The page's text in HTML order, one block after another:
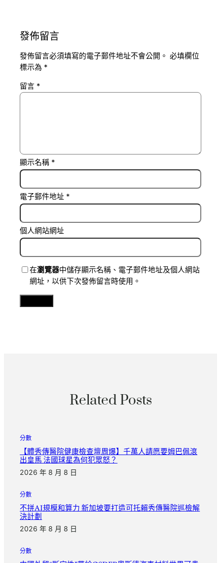
發佈留言
發佈留言必須填寫的電子郵件地址不會公開。 必填欄位
標示為 *
留言 *
顯示名稱 *
電子郵件地址 *
個人網站網址
在瀏覽器中儲存顯示名稱、電子郵件地址及個人網站
網址，以供下次發佈留言時使用。
Related Posts
分數
【體秀傳醫院健康檢查壇周爆】千萬人請愿要姆巴佩滾
出皇馬 法國球星為何犯眾怒？
2026 年 8 月 8 日
分數
不拼AI規模和算力 新加坡要打造可托賴秀傳醫院巡檢解
決計劃
2026 年 8 月 8 日
分數